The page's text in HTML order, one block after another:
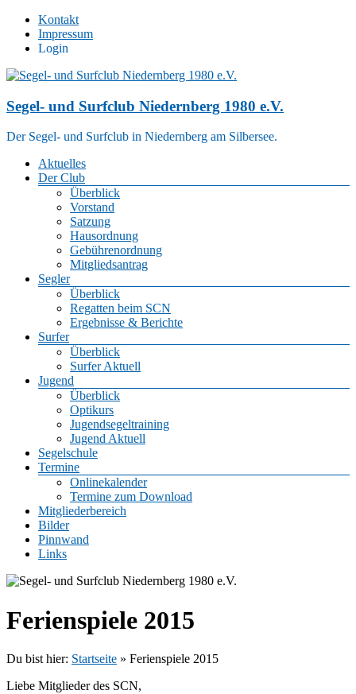
Zum
Inhalt
springen
Kontakt
Impressum
Login
Segel- und Surfclub Niedernberg 1980 e.V.
Der Segel- und Surfclub in Niedernberg am Silbersee.
Menü
Aktuelles
Der Club
Überblick
Vorstand
Satzung
Hausordnung
Gebührenordnung
Mitgliedsantrag
Segler
Überblick
Regatten beim SCN
Ergebnisse & Berichte
Surfer
Überblick
Surfer Aktuell
Jugend
Überblick
Optikurs
Jugendsegeltraining
Jugend Aktuell
Segelschule
Termine
Onlinekalender
Termine zum Download
Mitgliederbereich
Bilder
Pinnwand
Links
Ferienspiele 2015
Du bist hier: Startseite » Ferienspiele 2015
Liebe Mitglieder des SCN,